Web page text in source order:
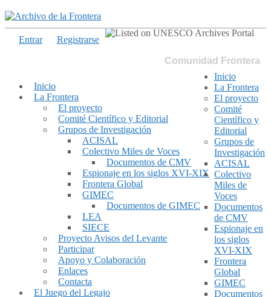
Comunidad Frontera
Inicio
La Frontera
El proyecto
Comité Científico y Editorial
Grupos de Investigación
ACISAL
Colectivo Miles de Voces
Documentos de CMV
Espionaje en los siglos XVI-XIX
Frontera Global
GIMEC
Documentos de GIMEC
LEA
SIECE
Proyecto Avisos del Levante
Participar
Apoyo y Colaboración
Enlaces
Contacta
El Juego del Legajo
Entrar Registrarse
Inicio
La Frontera
El proyecto
Comité
Científico y
Editorial
Grupos de
Investigación
ACISAL
Colectivo
Miles de
Voces
Documentos
de CMV
Espionaje en
los siglos
XVI-XIX
Frontera
Global
GIMEC
Documentos